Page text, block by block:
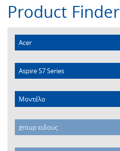
Product Finder